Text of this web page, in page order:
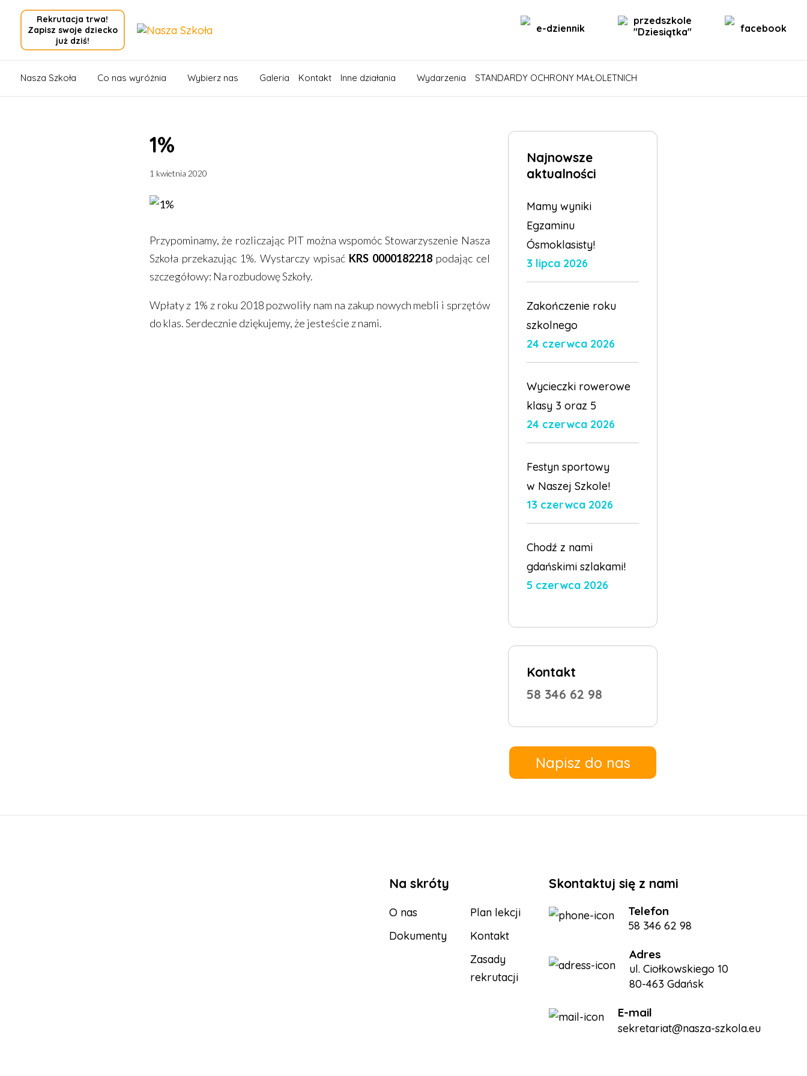
e-dziennik
przedszkole
"Dziesiątka"
facebook
Rekrutacja trwa!
Zapisz swoje dziecko
już dziś!
Nasza Szkoła Co nas wyróżnia Wybierz nas Galeria Kontakt Inne działania Wydarzenia STANDARDY OCHRONY MAŁOLETNICH
1%
1 kwietnia 2020
Przypominamy, że rozliczając PIT można wspomóc Stowarzyszenie Nasza
Szkoła przekazując 1%. Wystarczy wpisać KRS 0000182218 podając cel
szczegółowy: Na rozbudowę Szkoły.
Wpłaty z 1% z roku 2018 pozwoliły nam na zakup nowych mebli i sprzętów
do klas. Serdecznie dziękujemy, że jesteście z nami.
Najnowsze
aktualności
Mamy wyniki
Egzaminu
Ósmoklasisty!
3 lipca 2026
Zakończenie roku
szkolnego
24 czerwca 2026
Wycieczki rowerowe
klasy 3 oraz 5
24 czerwca 2026
Festyn sportowy
w Naszej Szkole!
13 czerwca 2026
Chodź z nami
gdańskimi szlakami!
5 czerwca 2026
Kontakt
58 346 62 98
Napisz do nas
Na skróty
O nas
Plan lekcji
Dokumenty
Kontakt
Zasady
rekrutacji
Skontaktuj się z nami
Telefon
58 346 62 98
Adres
ul. Ciołkowskiego 10
80-463 Gdańsk
E-mail
sekretariat@nasza-szkola.eu